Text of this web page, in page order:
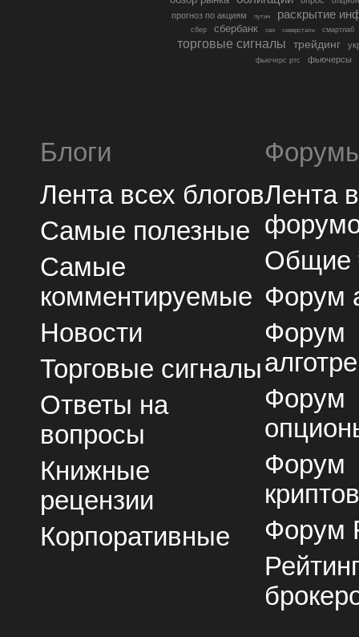
прогноз по акциям путин раскрытие
сбер сбербанк сво северсталь смартлаб
торговые сигналы трейдинг
фьючерс ртс фьючерсы
Блоги
Лента всех блогов
Самые полезные
Самые
комментируемые
Новости
Торговые сигналы
Ответы на
вопросы
Книжные
рецензии
Корпоративные
Лента
Общие
Форум
Форум
Форум
Форум
Форум